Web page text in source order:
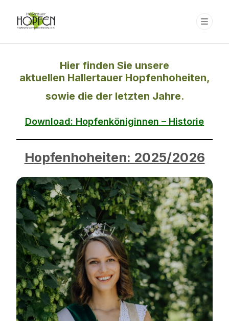
Hier finden Sie unsere
aktuellen Hallertauer Hopfenhoheiten,
sowie die der letzten Jahre.
Download: Hopfenköniginnen – Historie
Hopfenhoheiten: 2025/2026